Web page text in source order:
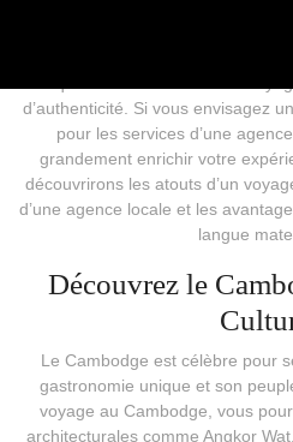
d’authenticité. Si vous envisagez
pour les services d’une
grandement enrichir votre
découvrirons les atouts d’un
d’une agence locale et les
langue
Découvrez le
Le Cambodge est célèbre pour
gastronomie unique et son
voyage au Cambodge, vous
architecturales comme Angkor